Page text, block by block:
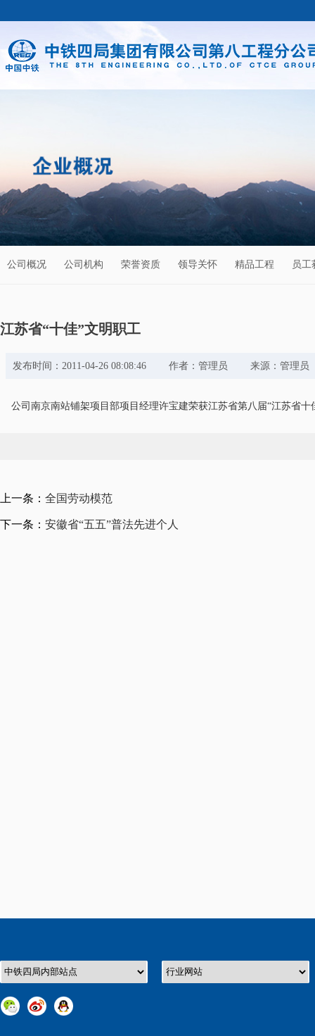
公司概况 公司机构 荣誉资质 领导关怀 精品工程 员工
江苏省“十佳”文明职工
发布时间：2011-04-26 08:08:46 作者：管理员 来源：管理
公司南京南站铺架项目部项目经理许宝建荣获江苏省第八届“江苏省十
上一条： 全国劳动模范
下一条： 安徽省“五五”普法先进个人